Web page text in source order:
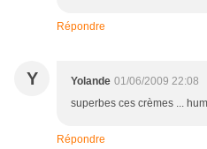
Répondre
Y Yolande 01/06/2009 22:08
superbes ces crèmes ...
Répondre